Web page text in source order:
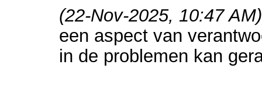
(22-Nov-2025, 10:47 AM)
een aspect van
in de problemen kan